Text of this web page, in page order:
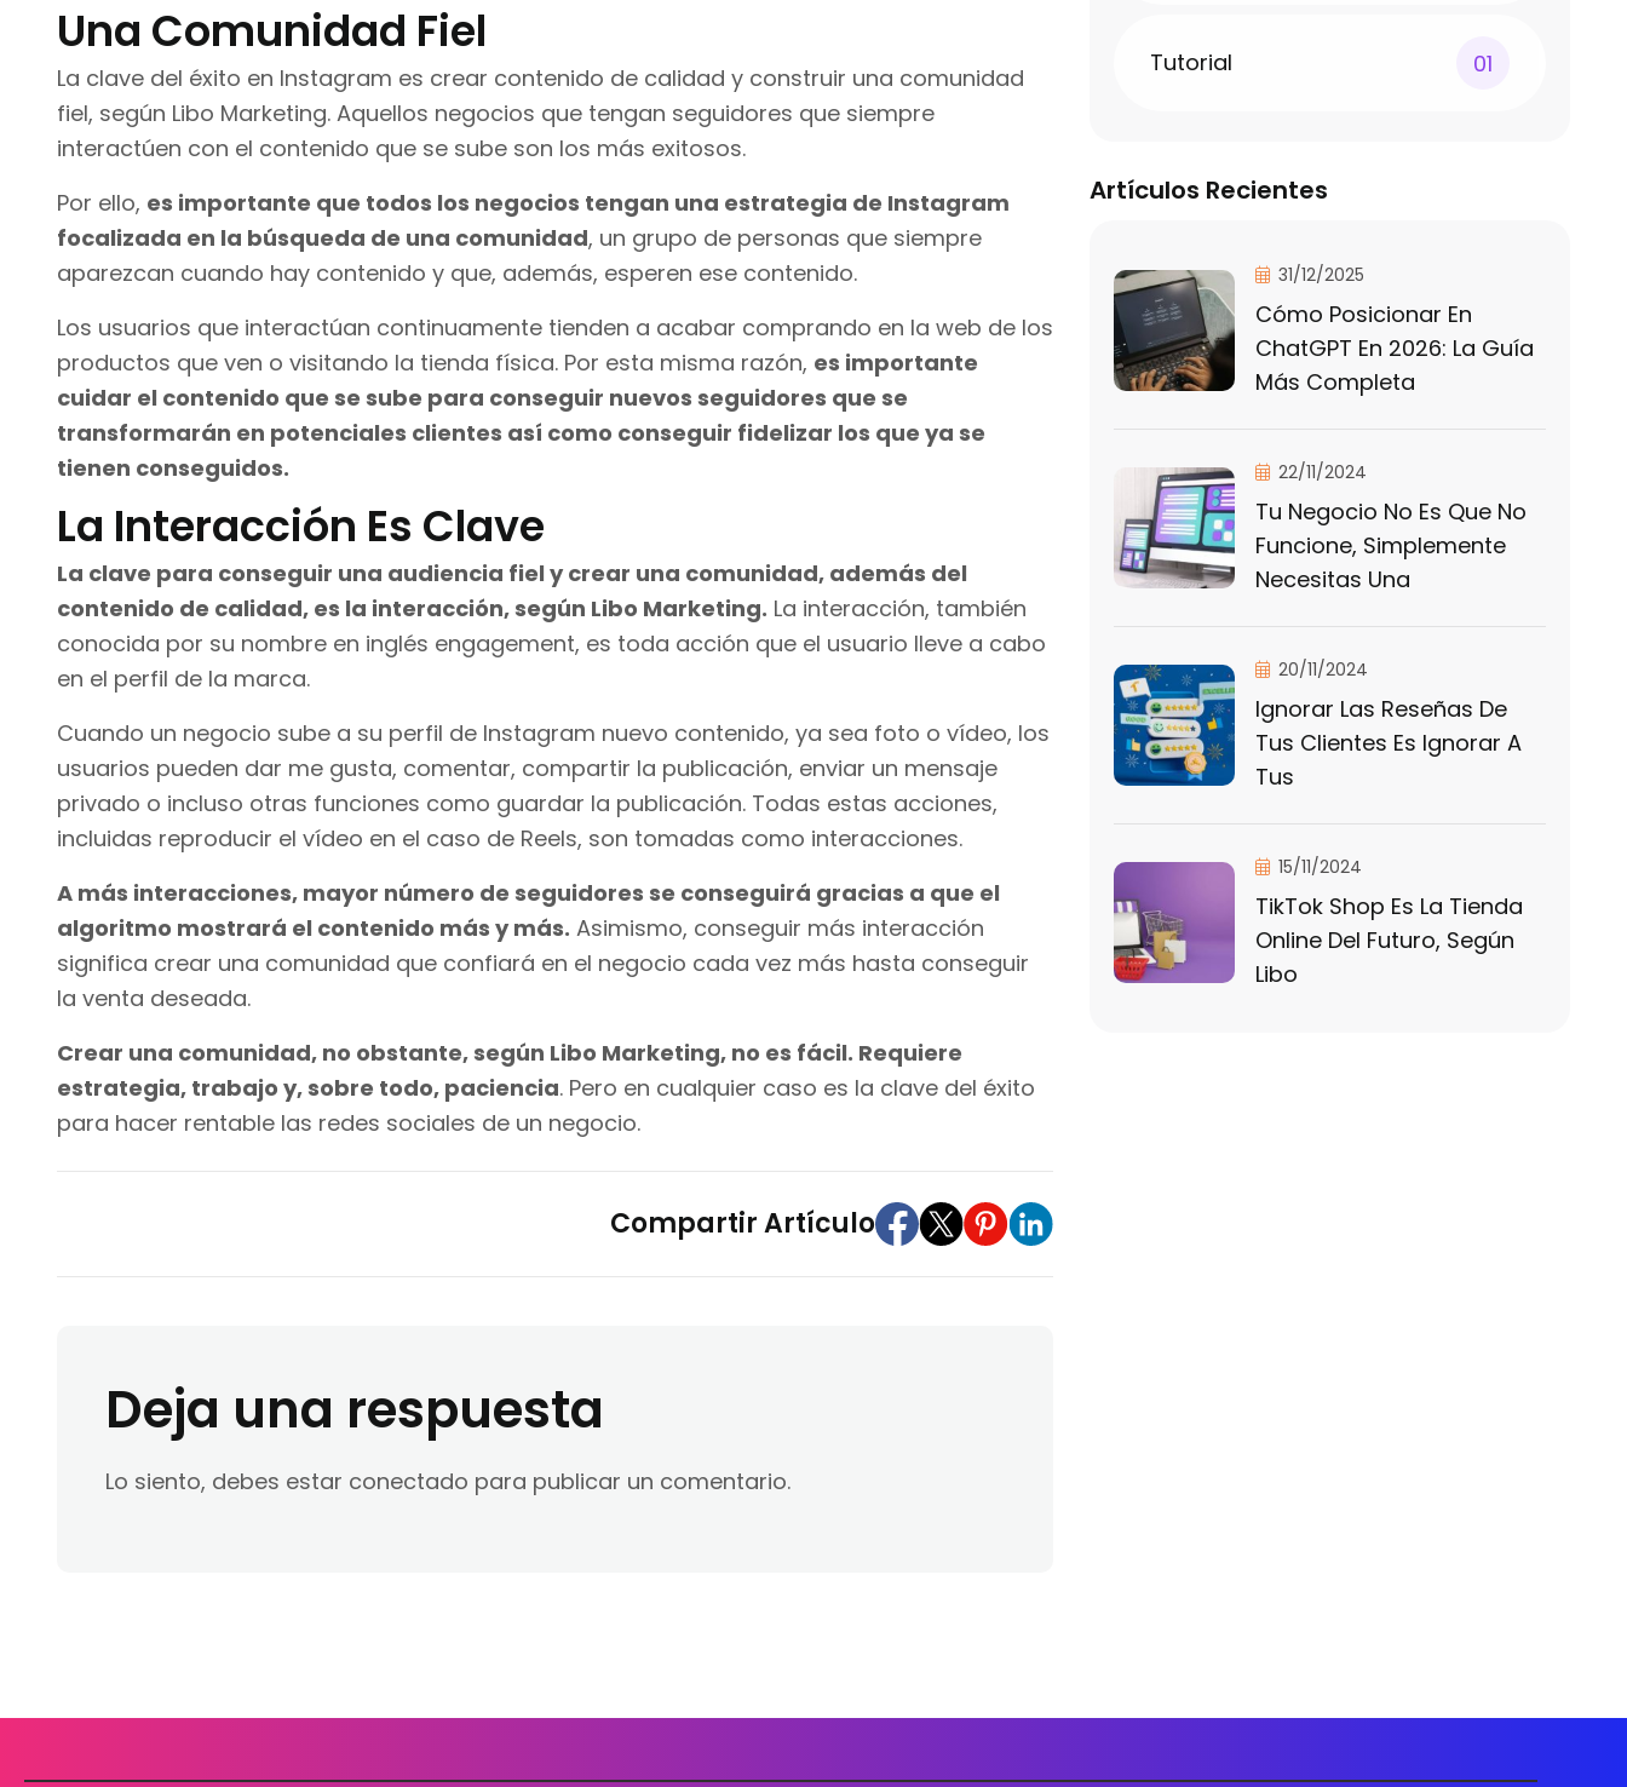
Una Comunidad Fiel
La clave del éxito en Instagram es crear contenido de calidad y construir una comunidad
fiel, según Libo Marketing. Aquellos negocios que tengan seguidores que siempre
interactúen con el contenido que se sube son los más exitosos.
Por ello, es importante que todos los negocios tengan una estrategia de Instagram
focalizada en la búsqueda de una comunidad, un grupo de personas que siempre
aparezcan cuando hay contenido y que, además, esperen ese contenido.
Los usuarios que interactúan continuamente tienden a acabar comprando en la web de los
productos que ven o visitando la tienda física. Por esta misma razón, es importante
cuidar el contenido que se sube para conseguir nuevos seguidores que se
transformarán en potenciales clientes así como conseguir fidelizar los que ya se
tienen conseguidos.
La Interacción Es Clave
La clave para conseguir una audiencia fiel y crear una comunidad, además del
contenido de calidad, es la interacción, según Libo Marketing. La interacción, también
conocida por su nombre en inglés engagement, es toda acción que el usuario lleve a cabo
en el perfil de la marca.
Cuando un negocio sube a su perfil de Instagram nuevo contenido, ya sea foto o vídeo, los
usuarios pueden dar me gusta, comentar, compartir la publicación, enviar un mensaje
privado o incluso otras funciones como guardar la publicación. Todas estas acciones,
incluidas reproducir el vídeo en el caso de Reels, son tomadas como interacciones.
A más interacciones, mayor número de seguidores se conseguirá gracias a que el
algoritmo mostrará el contenido más y más. Asimismo, conseguir más interacción
significa crear una comunidad que confiará en el negocio cada vez más hasta conseguir
la venta deseada.
Crear una comunidad, no obstante, según Libo Marketing, no es fácil. Requiere
estrategia, trabajo y, sobre todo, paciencia. Pero en cualquier caso es la clave del éxito
para hacer rentable las redes sociales de un negocio.
Compartir Artículo
Deja una respuesta
Lo siento, debes estar conectado para publicar un comentario.
Tutorial 01
Artículos Recientes
31/12/2025
Cómo Posicionar En
ChatGPT En 2026: La Guía
Más Completa
22/11/2024
Tu Negocio No Es Que No
Funcione, Simplemente
Necesitas Una
20/11/2024
Ignorar Las Reseñas De
Tus Clientes Es Ignorar A
Tus
15/11/2024
TikTok Shop Es La Tienda
Online Del Futuro, Según
Libo